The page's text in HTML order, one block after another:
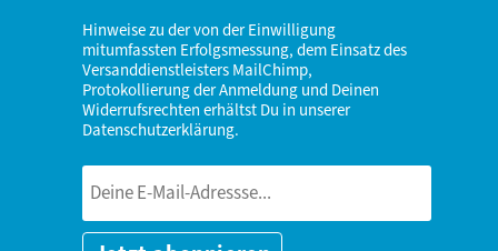
Hinweise zu der von der Einwilligung
mitumfassten Erfolgsmessung, dem Einsatz des
Versanddienstleisters MailChimp,
Protokollierung der Anmeldung und Deinen
Widerrufsrechten erhältst Du in unserer
Datenschutzerklärung.